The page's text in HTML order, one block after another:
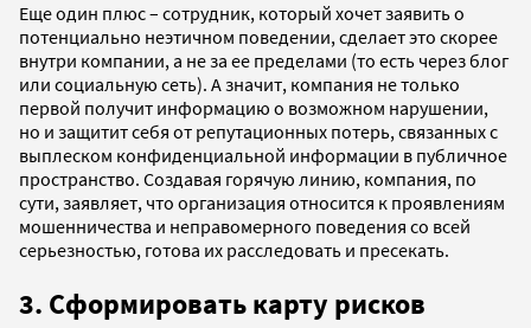
Еще один плюс – сотрудник, который хочет заявить о
потенциально неэтичном поведении, сделает это скорее
внутри компании, а не за ее пределами (то есть через блог
или социальную сеть). А значит, компания не только
первой получит информацию о возможном нарушении,
но и защитит себя от репутационных потерь, связанных с
выплеском конфиденциальной информации в публичное
пространство. Создавая горячую линию, компания, по
сути, заявляет, что организация относится к проявлениям
мошенничества и неправомерного поведения со всей
серьезностью, готова их расследовать и пресекать.
3. Сформировать карту рисков